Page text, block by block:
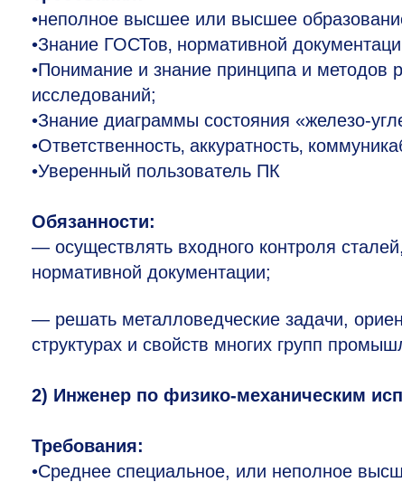
•неполное высшее или высшее
•Знание ГОСТов‚ нормативной
•Понимание и знание принципа и методов
исследований;
•Знание диаграммы состояния «железо-
•Ответственность‚ аккуратность‚
•Уверенный пользователь ПК
Обязанности:
— осуществлять входного контроля
нормативной документации;
— решать металловедческие задачи,
структурах и свойств многих групп
2) Инженер по физико-механическим
Требования:
•Среднее специальное, или неполное